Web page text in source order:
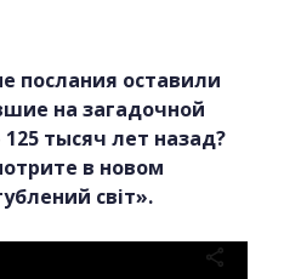
послания оставили
на загадочной
тысяч лет назад?
в новом
світ».